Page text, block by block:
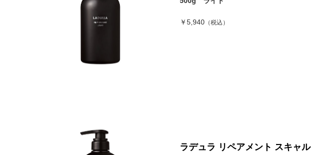
￥5,940 （税込）
ラデュラ リペアメント スキャル